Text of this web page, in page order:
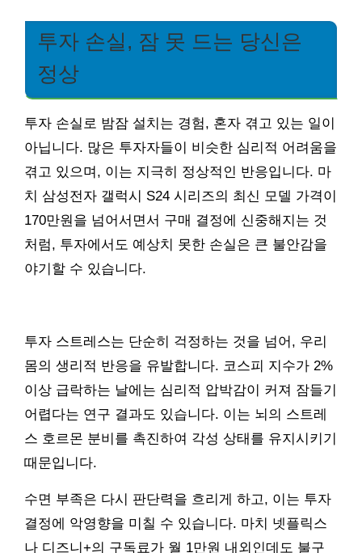
투자 손실, 잠 못 드는 당신은
정상
투자 손실로 밤잠 설치는 경험, 혼자 겪고 있는 일이
아닙니다. 많은 투자자들이 비슷한 심리적 어려움을
겪고 있으며, 이는 지극히 정상적인 반응입니다. 마
치 삼성전자 갤럭시 S24 시리즈의 최신 모델 가격이
170만원을 넘어서면서 구매 결정에 신중해지는 것
처럼, 투자에서도 예상치 못한 손실은 큰 불안감을
야기할 수 있습니다.
투자 스트레스는 단순히 걱정하는 것을 넘어, 우리
몸의 생리적 반응을 유발합니다. 코스피 지수가 2%
이상 급락하는 날에는 심리적 압박감이 커져 잠들기
어렵다는 연구 결과도 있습니다. 이는 뇌의 스트레
스 호르몬 분비를 촉진하여 각성 상태를 유지시키기
때문입니다.
수면 부족은 다시 판단력을 흐리게 하고, 이는 투자
결정에 악영향을 미칠 수 있습니다. 마치 넷플릭스
나 디즈니+의 구독료가 월 1만원 내외인데도 불구